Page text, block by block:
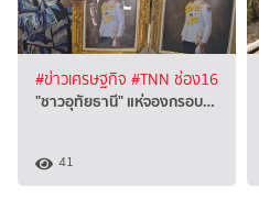
#ข่าวเศรษฐกิจ #TNN ช่อง16
"ชาวอุทัยธานี" แห่จองกรอบ…
41